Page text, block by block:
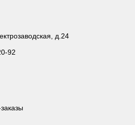
д.24
92